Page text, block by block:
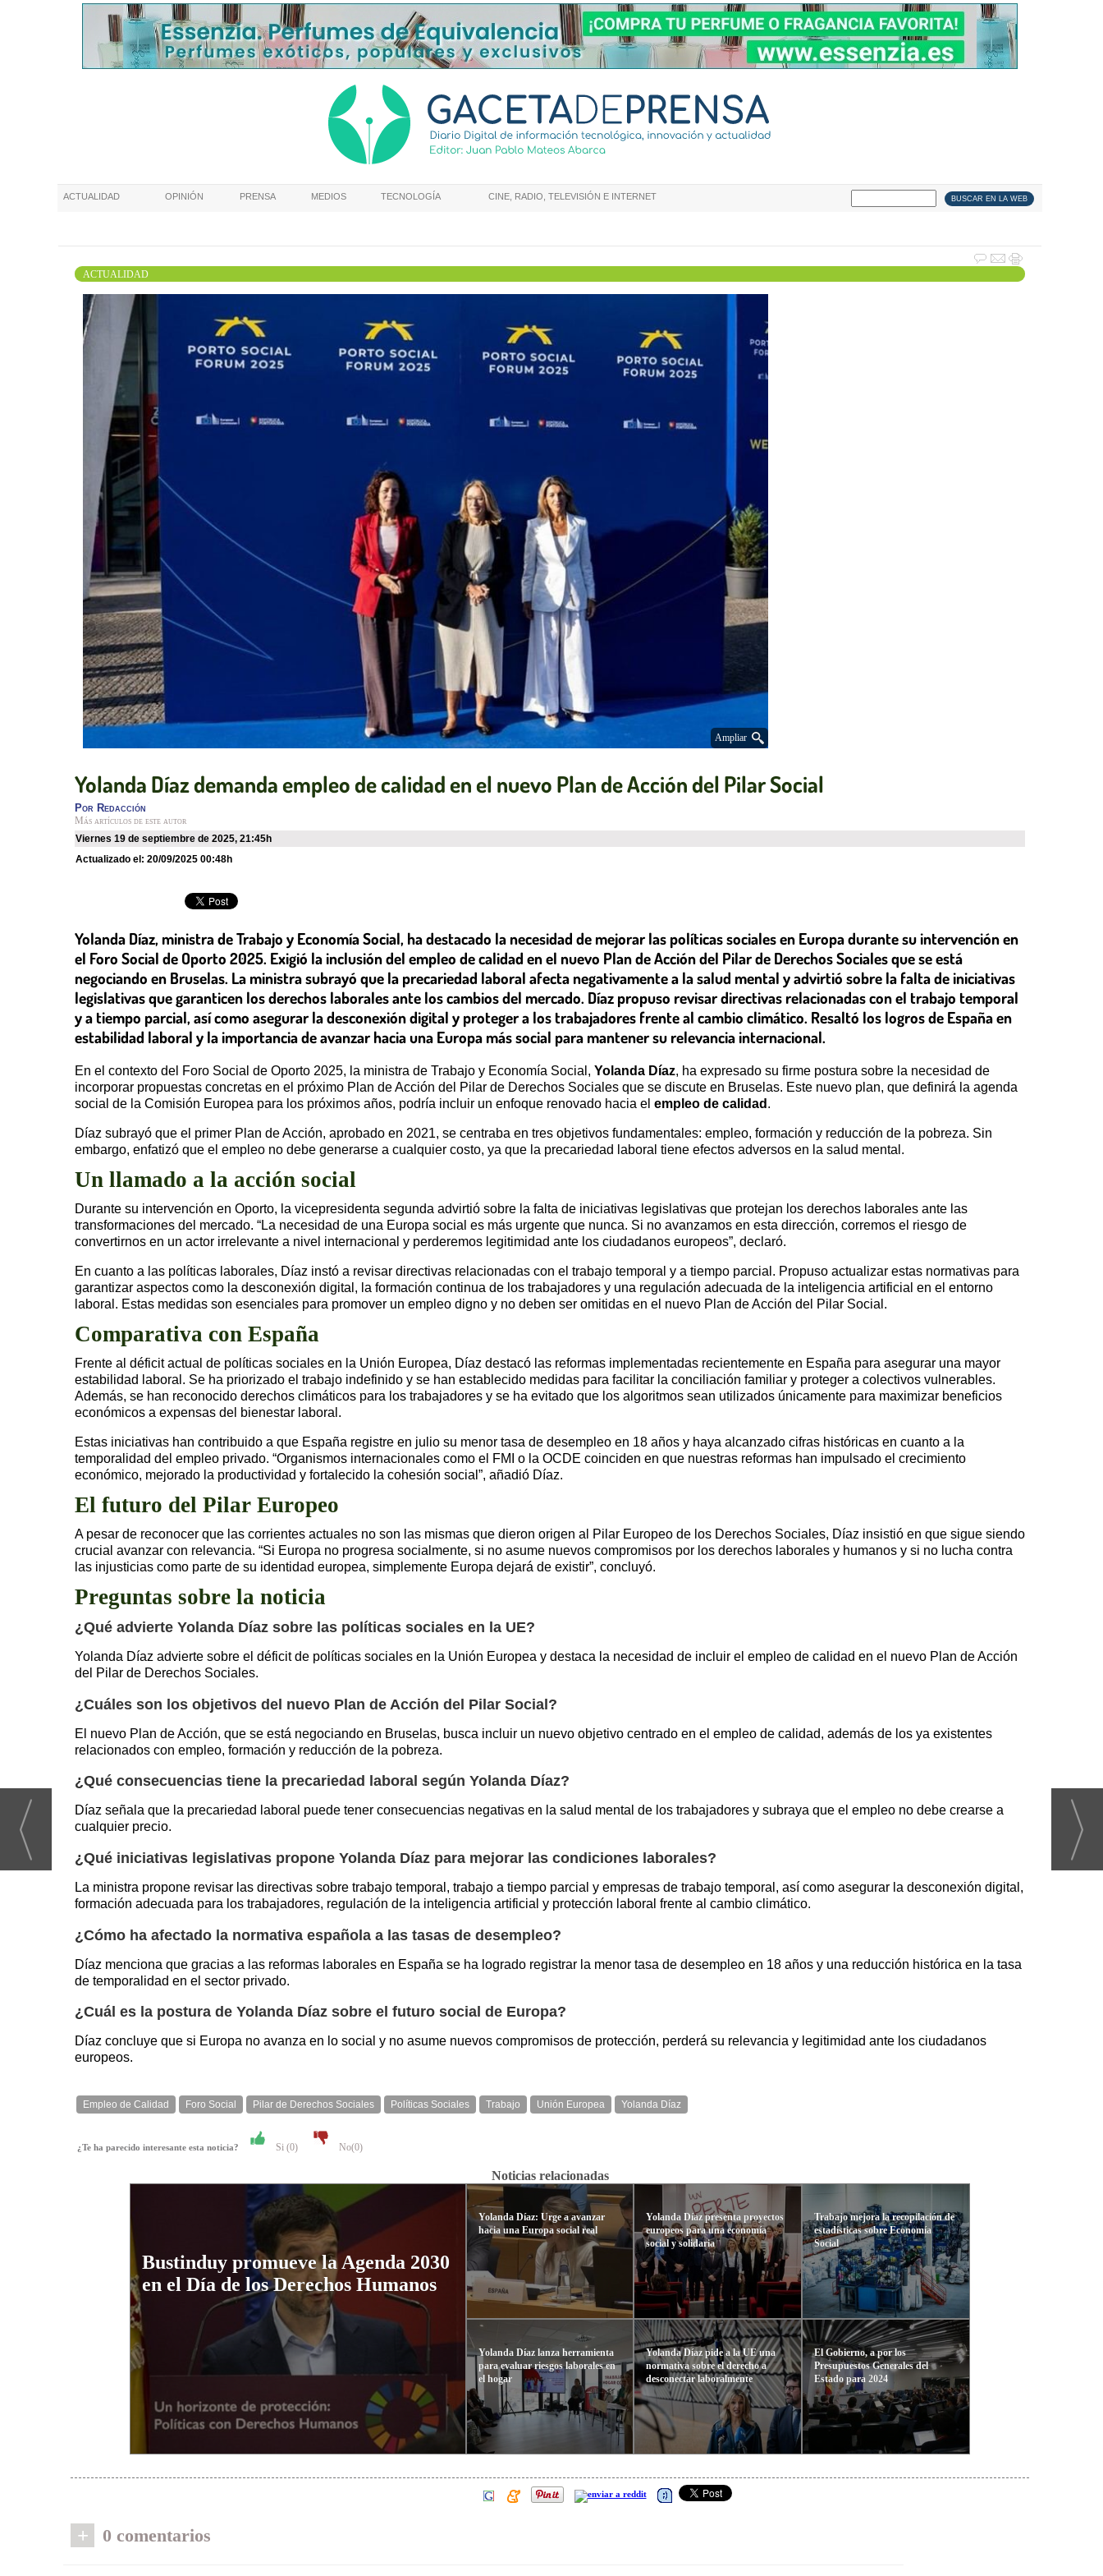
ACTUALIDAD OPINIÓN PRENSA MEDIOS TECNOLOGÍA CINE, RADIO, TELEVISIÓN E INTERNET
ACTUALIDAD
Ampliar
Yolanda Díaz demanda empleo de calidad en el nuevo Plan de Acción del Pilar Social
Por Redacción
Más artículos de este autor
viernes 19 de septiembre de 2025, 21:45h
Actualizado el: 20/09/2025 00:48h
Yolanda Díaz, ministra de Trabajo y Economía Social, ha destacado la necesidad de mejorar las políticas sociales en Europa durante su intervención en
el Foro Social de Oporto 2025. Exigió la inclusión del empleo de calidad en el nuevo Plan de Acción del Pilar de Derechos Sociales que se está
negociando en Bruselas. La ministra subrayó que la precariedad laboral afecta negativamente a la salud mental y advirtió sobre la falta de iniciativas
legislativas que garanticen los derechos laborales ante los cambios del mercado. Díaz propuso revisar directivas relacionadas con el trabajo temporal
y a tiempo parcial, así como asegurar la desconexión digital y proteger a los trabajadores frente al cambio climático. Resaltó los logros de España en
estabilidad laboral y la importancia de avanzar hacia una Europa más social para mantener su relevancia internacional.
En el contexto del Foro Social de Oporto 2025, la ministra de Trabajo y Economía Social, Yolanda Díaz, ha expresado su firme postura sobre la necesidad de
incorporar propuestas concretas en el próximo Plan de Acción del Pilar de Derechos Sociales que se discute en Bruselas. Este nuevo plan, que definirá la agenda
social de la Comisión Europea para los próximos años, podría incluir un enfoque renovado hacia el empleo de calidad .
Díaz subrayó que el primer Plan de Acción, aprobado en 2021, se centraba en tres objetivos fundamentales: empleo, formación y reducción de la pobreza. Sin
embargo, enfatizó que el empleo no debe generarse a cualquier costo, ya que la precariedad laboral tiene efectos adversos en la salud mental.
Un llamado a la acción social
Durante su intervención en Oporto, la vicepresidenta segunda advirtió sobre la falta de iniciativas legislativas que protejan los derechos laborales ante las
transformaciones del mercado. “La necesidad de una Europa social es más urgente que nunca. Si no avanzamos en esta dirección, corremos el riesgo de
convertirnos en un actor irrelevante a nivel internacional y perderemos legitimidad ante los ciudadanos europeos”, declaró.
En cuanto a las políticas laborales, Díaz instó a revisar directivas relacionadas con el trabajo temporal y a tiempo parcial. Propuso actualizar estas normativas para
garantizar aspectos como la desconexión digital, la formación continua de los trabajadores y una regulación adecuada de la inteligencia artificial en el entorno
laboral. Estas medidas son esenciales para promover un empleo digno y no deben ser omitidas en el nuevo Plan de Acción del Pilar Social.
Comparativa con España
Frente al déficit actual de políticas sociales en la Unión Europea, Díaz destacó las reformas implementadas recientemente en España para asegurar una mayor
estabilidad laboral. Se ha priorizado el trabajo indefinido y se han establecido medidas para facilitar la conciliación familiar y proteger a colectivos vulnerables.
Además, se han reconocido derechos climáticos para los trabajadores y se ha evitado que los algoritmos sean utilizados únicamente para maximizar beneficios
económicos a expensas del bienestar laboral.
Estas iniciativas han contribuido a que España registre en julio su menor tasa de desempleo en 18 años y haya alcanzado cifras históricas en cuanto a la
temporalidad del empleo privado. “Organismos internacionales como el FMI o la OCDE coinciden en que nuestras reformas han impulsado el crecimiento
económico, mejorado la productividad y fortalecido la cohesión social”, añadió Díaz.
El futuro del Pilar Europeo
A pesar de reconocer que las corrientes actuales no son las mismas que dieron origen al Pilar Europeo de los Derechos Sociales, Díaz insistió en que sigue siendo
crucial avanzar con relevancia. “Si Europa no progresa socialmente, si no asume nuevos compromisos por los derechos laborales y humanos y si no lucha contra
las injusticias como parte de su identidad europea, simplemente Europa dejará de existir”, concluyó.
Preguntas sobre la noticia
¿Qué advierte Yolanda Díaz sobre las políticas sociales en la UE?
Yolanda Díaz advierte sobre el déficit de políticas sociales en la Unión Europea y destaca la necesidad de incluir el empleo de calidad en el nuevo Plan de Acción
del Pilar de Derechos Sociales.
¿Cuáles son los objetivos del nuevo Plan de Acción del Pilar Social?
El nuevo Plan de Acción, que se está negociando en Bruselas, busca incluir un nuevo objetivo centrado en el empleo de calidad, además de los ya existentes
relacionados con empleo, formación y reducción de la pobreza.
¿Qué consecuencias tiene la precariedad laboral según Yolanda Díaz?
Díaz señala que la precariedad laboral puede tener consecuencias negativas en la salud mental de los trabajadores y subraya que el empleo no debe crearse a
cualquier precio.
¿Qué iniciativas legislativas propone Yolanda Díaz para mejorar las condiciones laborales?
La ministra propone revisar las directivas sobre trabajo temporal, trabajo a tiempo parcial y empresas de trabajo temporal, así como asegurar la desconexión digital,
formación adecuada para los trabajadores, regulación de la inteligencia artificial y protección laboral frente al cambio climático.
¿Cómo ha afectado la normativa española a las tasas de desempleo?
Díaz menciona que gracias a las reformas laborales en España se ha logrado registrar la menor tasa de desempleo en 18 años y una reducción histórica en la tasa
de temporalidad en el sector privado.
¿Cuál es la postura de Yolanda Díaz sobre el futuro social de Europa?
Díaz concluye que si Europa no avanza en lo social y no asume nuevos compromisos de protección, perderá su relevancia y legitimidad ante los ciudadanos
europeos.
Empleo de Calidad Foro Social Pilar de Derechos Sociales Políticas Sociales Trabajo Unión Europea Yolanda Díaz
¿Te ha parecido interesante esta noticia? Si (0) No(0)
Noticias relacionadas
Bustinduy promueve la Agenda 2030
en el Día de los Derechos Humanos
Yolanda Díaz: Urge a avanzar
hacia una Europa social real
Yolanda Díaz lanza herramienta
para evaluar riesgos laborales en
el hogar
Yolanda Díaz presenta proyectos
europeos para una economía
social y solidaria
Yolanda Díaz pide a la UE una
normativa sobre el derecho a
desconectar laboralmente
Trabajo mejora la recopilación de
estadísticas sobre Economía
Social
El Gobierno, a por los
Presupuestos Generales del
Estado para 2024
+ 0 comentarios